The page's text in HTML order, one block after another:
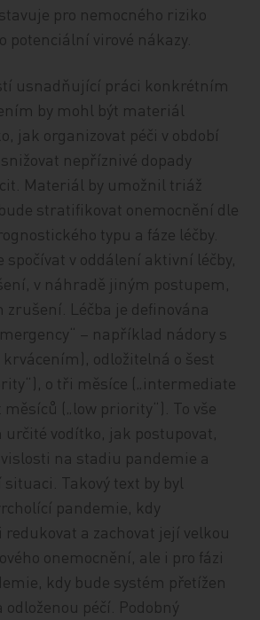
pro nemocného riziko
potenciální virové nákazy.
usnadňující práci konkrétním
by mohl být materiál
jak organizovat péči v období
nepříznivé dopady
Materiál by umožnil triáž
stratifikovat onemocnění dle
typu a fáze léčby.
spočívat v oddálení aktivní léčby,
v náhradě jiným postupem,
zrušení. Léčba je definována
– například nádory s
odložitelná o šest
o tři měsíce („intermediate
(„low priority“). To vše
vodítko, jak postupovat,
na stadiu pandemie a
Takový text by byl
pandemie, kdy
redukovat a zachovat její velkou
onemocnění, ale i pro fázi
kdy bude systém přetížen
péčí. Podobný